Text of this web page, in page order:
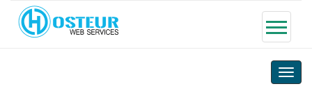
Toggle